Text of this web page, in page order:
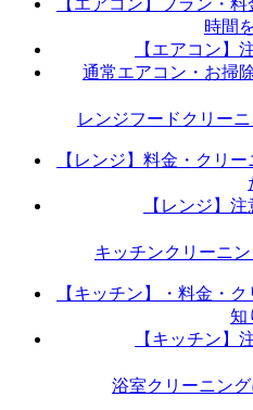
【エアコン】プラン・
時間
【エアコン】
通常エアコン・お掃
レンジフードクリー
【レンジ】料金・クリ
【レンジ】
キッチンクリーニ
【キッチン】・料金・
知
【キッチン】
浴室クリーニン